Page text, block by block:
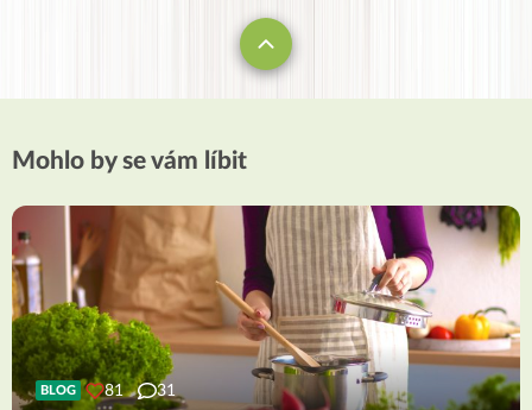
Mohlo by se vám líbit
BLOG 81 31